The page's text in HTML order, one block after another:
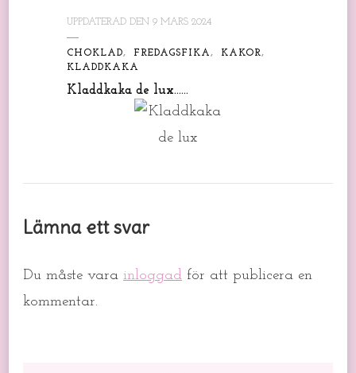
UPPDATERAD DEN 9 MARS 2024
CHOKLAD FREDAGSFIKA
KAKOR
KLADDKAKA
Kladdkaka de lux……
Lämna ett svar
Du måste vara inloggad för att publicera en
kommentar.